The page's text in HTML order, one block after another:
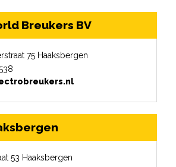
Breukers BV
75 Haaksbergen
53 Haaksbergen